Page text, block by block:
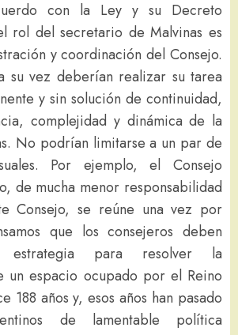
con la Ley y su Decreto
rol del secretario de Malvinas es
y coordinación del Consejo.
su vez deberían realizar su tarea
y sin solución de continuidad,
complejidad y dinámica de la
No podrían limitarse a un par de
Por ejemplo, el Consejo
de mucha menor responsabilidad
Consejo, se reúne una vez por
que los consejeros deben
estrategia para resolver la
un espacio ocupado por el Reino
188 años y, esos años han pasado
de lamentable política